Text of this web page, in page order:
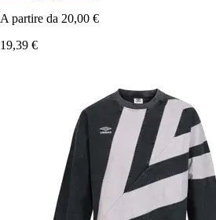
A partire da 20,00 €
19,39 €